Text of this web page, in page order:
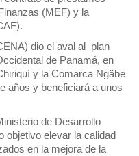
(MEF) y la
dio el aval al plan
de Panamá, en
y la Comarca Ngäbe
años y beneficiará a unos
de Desarrollo
objetivo elevar la calidad
en la mejora de la
con el
Raúl Mulino
Encuentro
Lideresas
Humanos en la CNB
Enfoque de Género
31 julio, 2024